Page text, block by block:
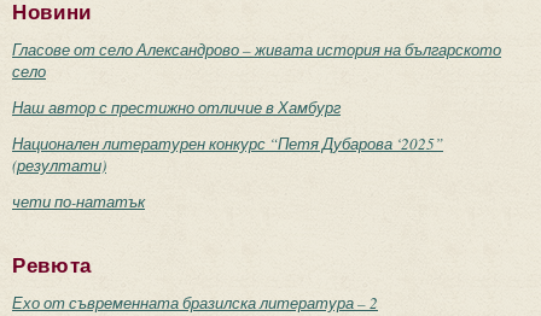
Новини
Гласове от село Александрово – живата история на българското
село
Наш автор с престижно отличие в Хамбург
Национален литературен конкурс “Петя Дубарова ‘2025”
(резултати)
чети по-нататък
Ревюта
Ехо от съвременната бразилска литература – 2